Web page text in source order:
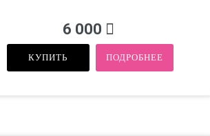
6 000
КУПИТЬ ПОДРОБНЕЕ